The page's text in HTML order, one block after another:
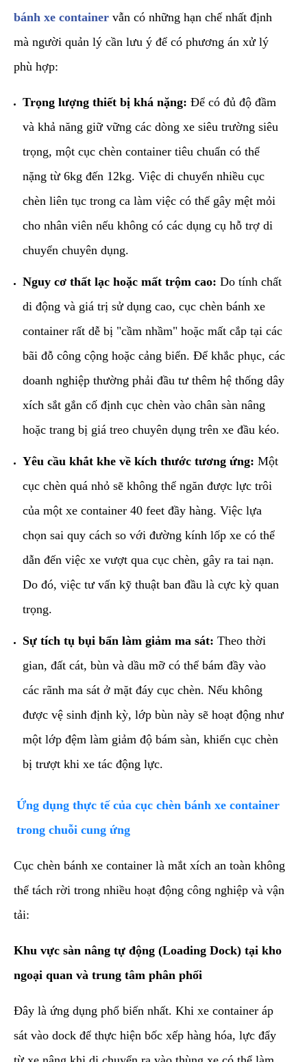
bánh xe container vẫn có những hạn chế nhất định
mà người quản lý cần lưu ý để có phương án xử lý
phù hợp:
Trọng lượng thiết bị khá nặng: Để có đủ độ đầm
và khả năng giữ vững các dòng xe siêu trường siêu
trọng, một cục chèn container tiêu chuẩn có thể
nặng từ 6kg đến 12kg. Việc di chuyển nhiều cục
chèn liên tục trong ca làm việc có thể gây mệt mỏi
cho nhân viên nếu không có các dụng cụ hỗ trợ di
chuyển chuyên dụng.
Nguy cơ thất lạc hoặc mất trộm cao: Do tính chất
di động và giá trị sử dụng cao, cục chèn bánh xe
container rất dễ bị "cầm nhầm" hoặc mất cắp tại các
bãi đỗ công cộng hoặc cảng biển. Để khắc phục, các
doanh nghiệp thường phải đầu tư thêm hệ thống dây
xích sắt gắn cố định cục chèn vào chân sàn nâng
hoặc trang bị giá treo chuyên dụng trên xe đầu kéo.
Yêu cầu khắt khe về kích thước tương ứng: Một
cục chèn quá nhỏ sẽ không thể ngăn được lực trôi
của một xe container 40 feet đầy hàng. Việc lựa
chọn sai quy cách so với đường kính lốp xe có thể
dẫn đến việc xe vượt qua cục chèn, gây ra tai nạn.
Do đó, việc tư vấn kỹ thuật ban đầu là cực kỳ quan
trọng.
Sự tích tụ bụi bẩn làm giảm ma sát: Theo thời
gian, đất cát, bùn và dầu mỡ có thể bám đầy vào
các rãnh ma sát ở mặt đáy cục chèn. Nếu không
được vệ sinh định kỳ, lớp bùn này sẽ hoạt động như
một lớp đệm làm giảm độ bám sàn, khiến cục chèn
bị trượt khi xe tác động lực.
​Ứng dụng thực tế của cục chèn bánh xe container
trong chuỗi cung ứng
​Cục chèn bánh xe container là mắt xích an toàn không
thể tách rời trong nhiều hoạt động công nghiệp và vận
tải:
Khu vực sàn nâng tự động (Loading Dock) tại kho
ngoại quan và trung tâm phân phối
Đây là ứng dụng phổ biến nhất. Khi xe container áp
sát vào dock để thực hiện bốc xếp hàng hóa, lực đẩy